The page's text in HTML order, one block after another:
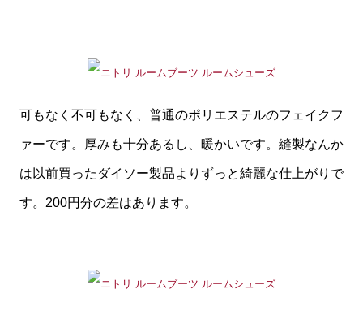
可もなく不可もなく、普通のポリエステルのフェイクフ
ァーです。厚みも十分あるし、暖かいです。縫製なんか
は以前買ったダイソー製品よりずっと綺麗な仕上がりで
す。200円分の差はあります。